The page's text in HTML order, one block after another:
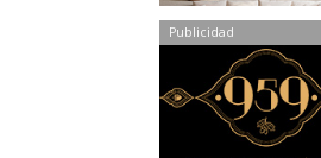
Publicidad